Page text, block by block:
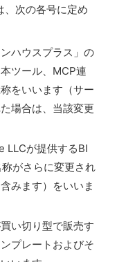
、次の各号に定め
ハウスプラス」の
ツール、MCP連
をいいます（サー
場合は、当該変更
LLCが提供するBI
がさらに変更され
みます）をいいま
い切り型で販売す
プレートおよびそ